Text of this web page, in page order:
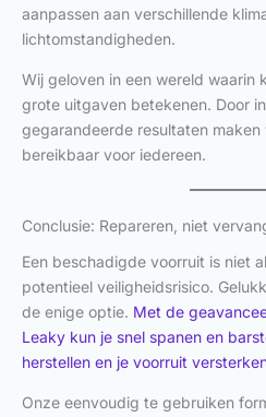
aanpassen aan verschillende
lichtomstandigheden.
Wij geloven in een wereld waarin
grote uitgaven betekenen. Door
gegarandeerde resultaten
bereikbaar voor iedereen.
Conclusie: Repareren, niet
Een beschadigde voorruit is niet
potentieel veiligheidsrisico.
de enige optie. Met de
Leaky kun je snel spanen en
herstellen en je voorruit
Onze eenvoudig te gebruiken